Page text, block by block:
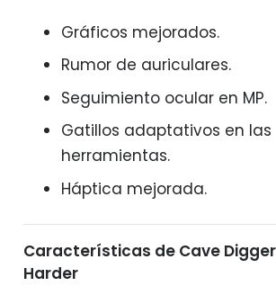
Gráficos mejorados.
Rumor de auriculares.
Seguimiento ocular en MP.
Gatillos adaptativos en las
herramientas.
Háptica mejorada.
Características de Cave Digger
Harder